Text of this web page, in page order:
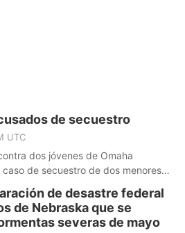
de secuestro
UTC
dos jóvenes de Omaha
de secuestro de dos menores.
de desastre federal
de Nebraska que se
severas de mayo